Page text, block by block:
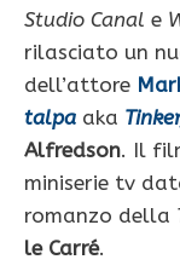
Studio Canal e
rilasciato un
dell’attore
talpa aka
Alfredson. Il
miniserie tv
romanzo della
le Carré.